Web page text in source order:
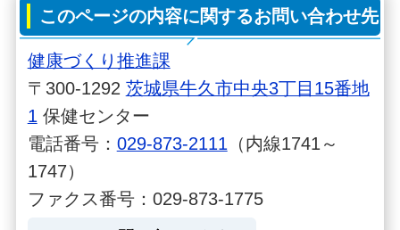
このページの内容に関するお問い合わせ先
健康づくり推進課
〒300-1292 茨城県牛久市中央3丁目15番地
1 保健センター
電話番号： 029-873-2111 （内線1741～
1747）
ファクス番号：029-873-1775